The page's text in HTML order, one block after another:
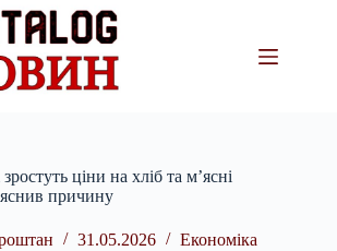
ціни на хліб та м’ясні
причину
31.05.2026 Економіка